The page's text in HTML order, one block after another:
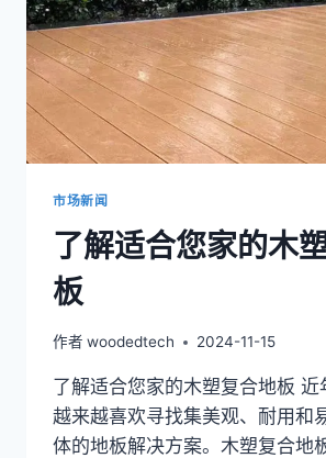
解
塑
复
合
地
板
市场新闻
了解适合您家的木
板
作者 woodedtech 2024-11-15
了解适合您家的木塑复合地板 近
越来越喜欢寻找集美观、耐用和
体的地板解决方案。木塑复合地